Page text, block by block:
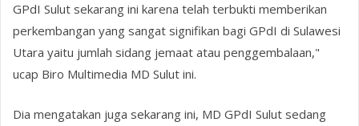
GPdI Sulut sekarang ini karena telah terbukti memberikan
perkembangan yang sangat signifikan bagi GPdI di Sulawesi
Utara yaitu jumlah sidang jemaat atau penggembalaan,"
ucap Biro Multimedia MD Sulut ini.
Dia mengatakan juga sekarang ini, MD GPdI Sulut sedang